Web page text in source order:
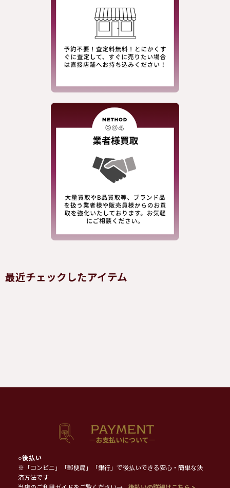
最近チェックしたアイテム
○後払い
※「コンビニ」「郵便局」「銀行」で後払いできる安心・簡単な決
済方法です